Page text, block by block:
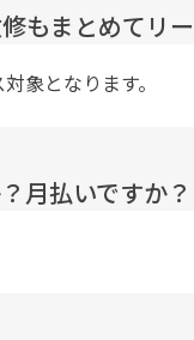
もまとめてリ
象となります。
月払いですか？